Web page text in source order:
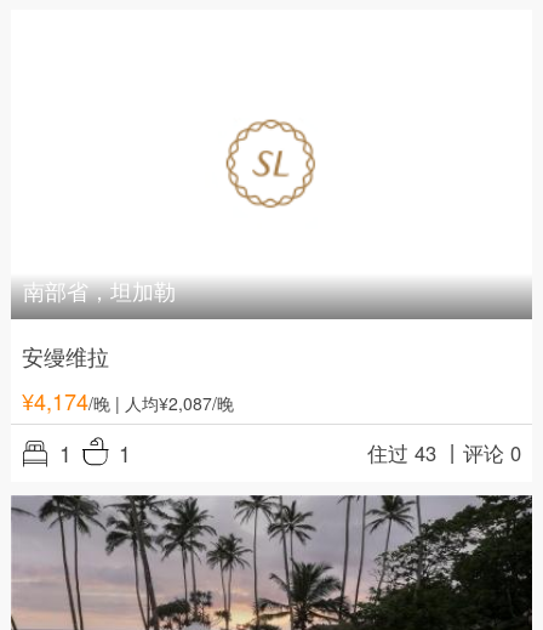
南部省，坦加勒
安缦维拉
¥4,174/晚| 人均¥2,087/晚
1 1 住过 43 丨评论 0